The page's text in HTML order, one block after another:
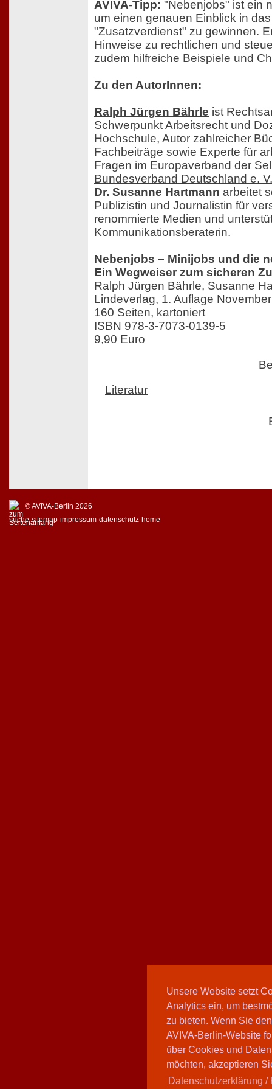
Unsere Website setzt
Analytics ein, um
zu bieten. Wenn Sie
AVIVA-Berlin-Website
über Cookies und
möchten, akzeptieren
Datenschutzerklärung /
AVIVA-Tipp: "Nebenjobs" ist ein
um einen genauen Einblick in
"Zusatzverdienst" zu gewinnen.
Hinweise zu rechtlichen und
zudem hilfreiche Beispiele und
Zu den AutorInnen:
Ralph Jürgen Bährle ist
Schwerpunkt Arbeitsrecht und
Hochschule, Autor zahlreicher
Fachbeiträge sowie Experte für
Fragen im Europaverband der
Bundesverband Deutschland e. V.
Dr. Susanne Hartmann arbeitet
Publizistin und Journalistin für
renommierte Medien und
Kommunikationsberaterin.
Nebenjobs – Minijobs und die
Ein Wegweiser zum sicheren
Ralph Jürgen Bährle, Susanne
Lindeverlag, 1. Auflage
160 Seiten, kartoniert
ISBN 978-3-7073-0139-5
9,90 Euro
Literatur
© AVIVA-Berlin 2026
suche sitemap impressum datenschutz home